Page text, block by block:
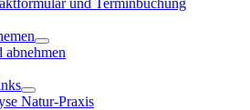
und Terminbuchung
abnehmen
Natur-Praxis